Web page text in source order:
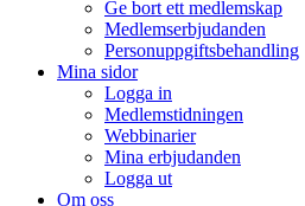
Ge bort ett medlemskap
Medlemserbjudanden
Personuppgiftsbehandling
Mina sidor
Logga in
Medlemstidningen
Webbinarier
Mina erbjudanden
Logga ut
Om oss